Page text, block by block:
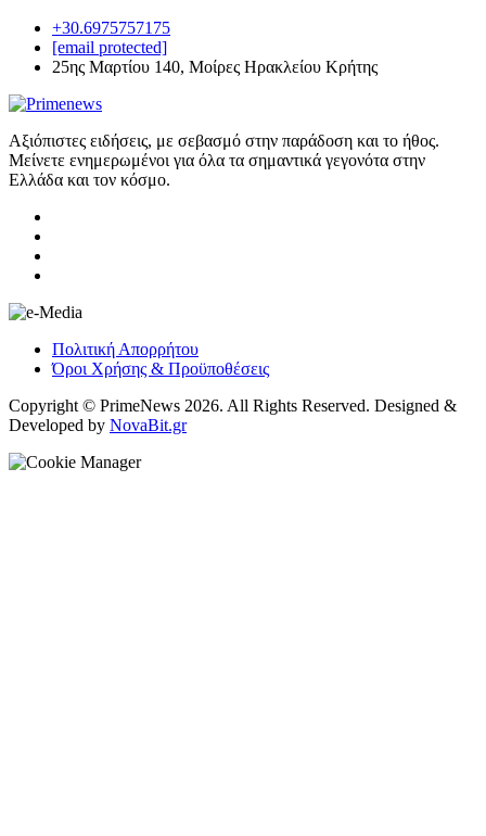
+30.6975757175
[email protected]
25ης Μαρτίου 140, Μοίρες Ηρακλείου Κρήτης
Αξιόπιστες ειδήσεις, με σεβασμό στην παράδοση και το ήθος.
Μείνετε ενημερωμένοι για όλα τα σημαντικά γεγονότα στην
Ελλάδα και τον κόσμο.
Πολιτική Απορρήτου
Όροι Χρήσης & Προϋποθέσεις
Copyright © PrimeNews 2026. All Rights Reserved. Designed &
Developed by NovaBit.gr